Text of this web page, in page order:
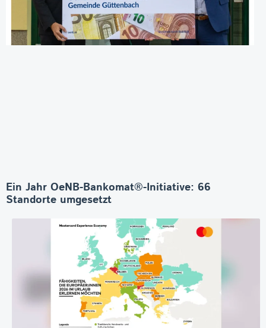
Ein Jahr OeNB-Bankomat®-Initiative: 66
Standorte umgesetzt